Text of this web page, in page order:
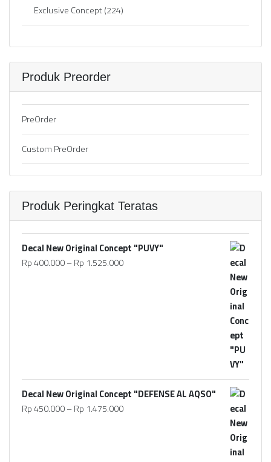
Exclusive Concept(224)
Produk Preorder
PreOrder
Custom PreOrder
Produk Peringkat Teratas
Decal New Original Concept "PUVY"
Rp400.000–Rp 1.525.000
Decal New Original Concept "DEFENSE AL AQSO"
Rp450.000–Rp 1.475.000